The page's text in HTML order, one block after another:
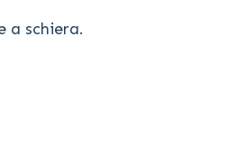
a schiera.